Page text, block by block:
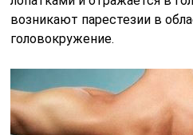
возникают парестезии в
головокружение.